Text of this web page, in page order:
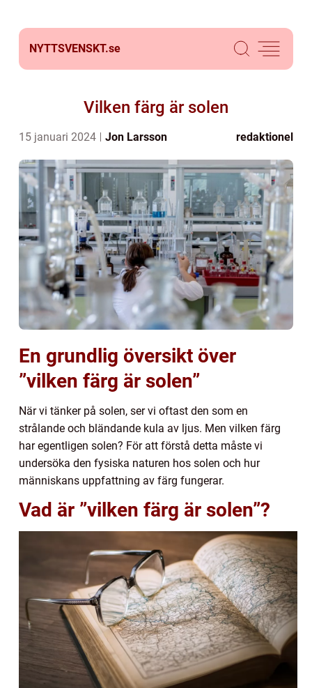
NYTTSVENSKT.se
Vilken färg är solen
15 januari 2024 Jon Larsson redaktionel
En grundlig översikt över
”vilken färg är solen”
När vi tänker på solen, ser vi oftast den som en
strålande och bländande kula av ljus. Men vilken färg
har egentligen solen? För att förstå detta måste vi
undersöka den fysiska naturen hos solen och hur
människans uppfattning av färg fungerar.
Vad är ”vilken färg är solen”?